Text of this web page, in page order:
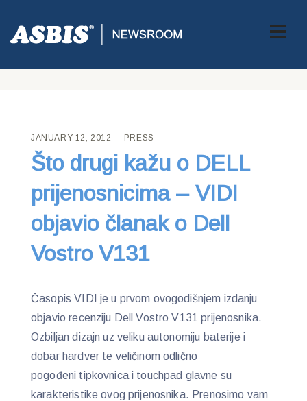
ASBIS CROATIA > PRESS> ŠTO DRUGI KAŽU O DELL
PRIJENOSNICIMA – VIDI OBJAVIO ČLANAK O DELL VOSTRO
JANUARY 12, 2012 PRESS
Što drugi kažu o DELL
prijenosnicima – VIDI
objavio članak o Dell
Vostro V131
Časopis VIDI je u prvom ovogodišnjem izdanju
objavio recenziju Dell Vostro V131 prijenosnika.
Ozbiljan dizajn uz veliku autonomiju baterije i
dobar hardver te veličinom odlično
pogođeni tipkovnica i touchpad glavne su
karakteristike ovog prijenosnika. Prenosimo vam